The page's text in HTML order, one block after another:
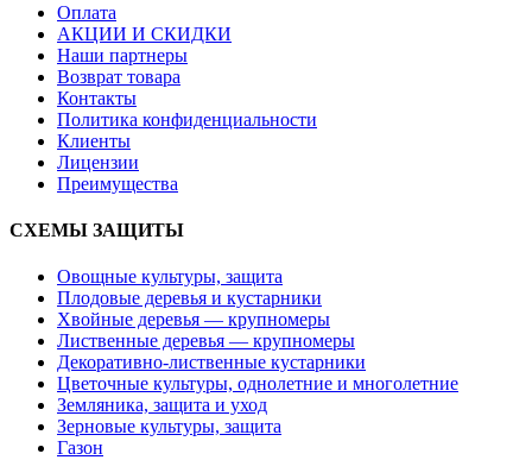
Оплата
АКЦИИ И СКИДКИ
Наши партнеры
Возврат товара
Контакты
Политика конфиденциальности
Клиенты
Лицензии
Преимущества
СХЕМЫ ЗАЩИТЫ
Овощные культуры, защита
Плодовые деревья и кустарники
Хвойные деревья — крупномеры
Лиственные деревья — крупномеры
Декоративно-лиственные кустарники
Цветочные культуры, однолетние и многолетние
Земляника, защита и уход
Зерновые культуры, защита
Газон